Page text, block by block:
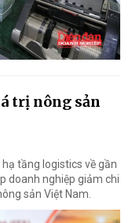
trị nông sản
tầng logistics về gần
doanh nghiệp giảm chi
sản Việt Nam.